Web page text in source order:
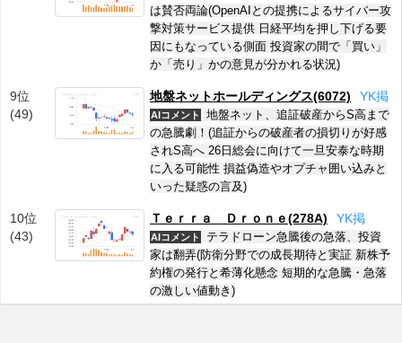
は賛否両論(OpenAIとの提携によるサイバー攻
撃対策サービス提供 日経平均を押し下げる要
因にもなっている側面 投資家の間で「買い」
か「売り」かの意見が分かれる状況)
9位
(49)
地盤ネットホールディングス(6072) YK掲
AIコメント
地盤ネット、追証破産からS高まで
の急騰劇！(追証からの破産者の損切りが好感
されS高へ 26日総会に向けて一旦安泰な時期
に入る可能性 損益偽造やオプチャ囲い込みと
いった疑惑の言及)
10位
(43)
Ｔｅｒｒａ Ｄｒｏｎｅ(278A) YK掲
AIコメント
テラドローン急騰後の急落、投資
家は翻弄(防衛分野での成長期待と実証 新株予
約権の発行と希薄化懸念 短期的な急騰・急落
の激しい値動き)